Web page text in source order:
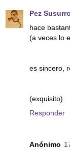
Pez Susurro
hace
(a veces lo
es sincero,
(exquisito)
Responder
Anónimo